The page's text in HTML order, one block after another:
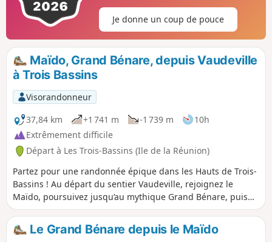
Je donne un coup de pouce
Maïdo, Grand Bénare, depuis Vaudeville
à Trois Bassins
Visorandonneur
37,84 km
+1 741 m -1 739 m
10h
Extrêmement difficile
Départ à Les Trois-Bassins (Ile de la Réunion)
Partez pour une randonnée épique dans les Hauts de Trois-
Bassins ! Au départ du sentier Vaudeville, rejoignez le
Maïdo, poursuivez jusqu’au mythique Grand Bénare, puis
revenez par le Petit Bénare pour une boucle inoubliable au
cœur des reliefs réunionnais. Panoramas à couper le souffle
sur Mafate, sommets mythiques et forêt endémique !
Le Grand Bénare depuis le Maïdo